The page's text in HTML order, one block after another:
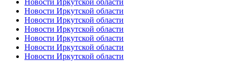
Новости Иркутской области
Новости Иркутской области
Новости Иркутской области
Новости Иркутской области
Новости Иркутской области
Новости Иркутской области